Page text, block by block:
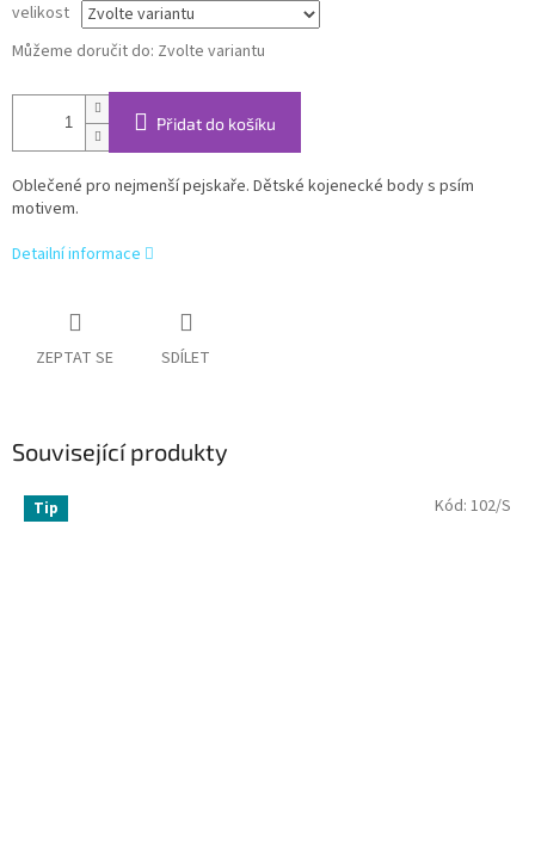
velikost
Můžeme doručit do: Zvolte variantu
Přidat do košíku
Oblečené pro nejmenší pejskaře. Dětské kojenecké body s psím
motivem.
Detailní informace
ZEPTAT SE SDÍLET
Související produkty
Tip Kód: 102/S